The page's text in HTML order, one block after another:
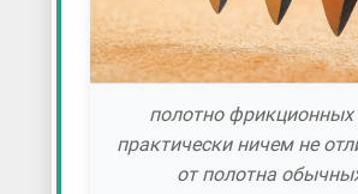
полотно фрикционных
практически ничем не
от полотна